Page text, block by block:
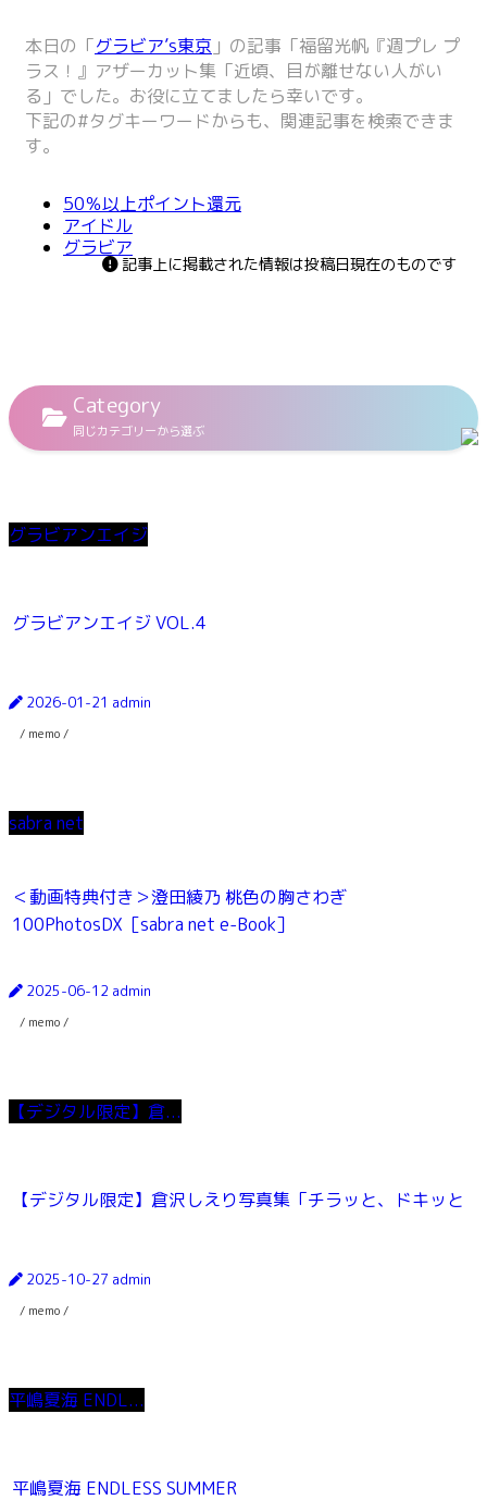
本日の「グラビア’s東京 」の記事「福留光帆『週プレ プ
ラス！』アザーカット集「近頃、目が離せない人がい
る 」でした。お役に立てましたら幸いです。
下記の#タグキーワードからも、関連記事を検索できま
す。
50％以上ポイント還元
アイドル
グラビア
記事上に掲載された情報は投稿日現在のものです
Category
同じカテゴリーから選ぶ
グラビアンエイジ
グラビアンエイジ VOL.4
2026-01-21 admin
/ memo /
sabra net
＜動画特典付き＞澄田綾乃 桃色の胸さわぎ
100PhotosDX［sabra net e-Book］
2025-06-12 admin
/ memo /
【デジタル限定】倉...
【デジタル限定】倉沢しえり写真集「チラッと、ドキッと
2025-10-27 admin
/ memo /
平嶋夏海 ENDL...
平嶋夏海 ENDLESS SUMMER